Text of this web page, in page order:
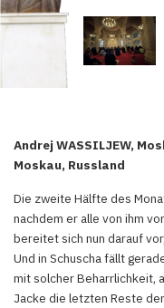
Andrej WASSILJEW,
Moskau, Russland
Die zweite Hälfte des
nachdem er alle von ihm
bereitet sich nun darauf
Und in Schuscha fällt
mit solcher Beharrlichkeit,
Jacke die letzten Reste